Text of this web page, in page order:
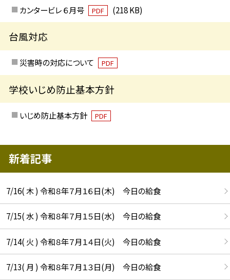
カンタービレ ６月号
PDF (218 KB)
台風対応
災害時の対応について PDF
学校いじめ防止基本方針
いじめ防止基本方針 PDF
新着記事
7/16( 木 ) 令和８年７月１６日(木) 今日の給食
7/15( 水 ) 令和８年７月１５日(水) 今日の給食
7/14( 火 ) 令和８年７月１４日(火) 今日の給食
7/13( 月 ) 令和８年７月１３日(月) 今日の給食